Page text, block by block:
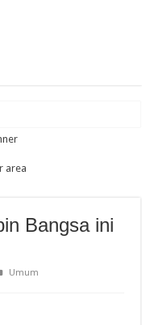
Bangsa ini
Umum